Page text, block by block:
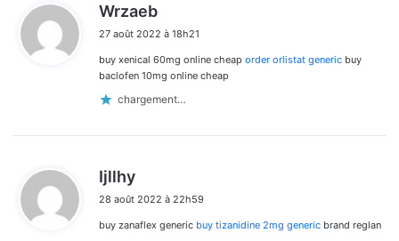
Wrzaeb
t
:
27 août 2022 à 18h21
buy xenical 60mg online cheap order orlistat generic buy
baclofen 10mg online cheap
chargement…
Ijllhy
t
28 août 2022 à 22h59
buy zanaflex generic buy tizanidine 2mg generic brand reglan